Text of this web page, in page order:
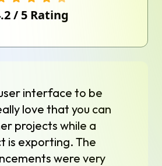
/ 5 Rating
interface to be
love that you can
projects while a
is exporting. The
were very